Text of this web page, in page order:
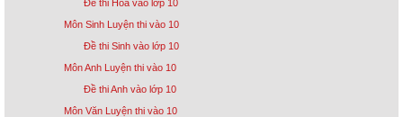
Đề thi Hoá vào lớp 10
Môn Sinh Luyện thi vào 10
Đề thi Sinh vào lớp 10
Môn Anh Luyện thi vào 10
Đề thi Anh vào lớp 10
Môn Văn Luyện thi vào 10